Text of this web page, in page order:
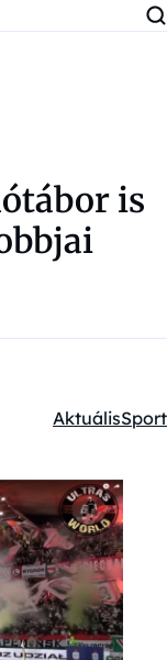
is
Kategóriák:
AktuálisSport